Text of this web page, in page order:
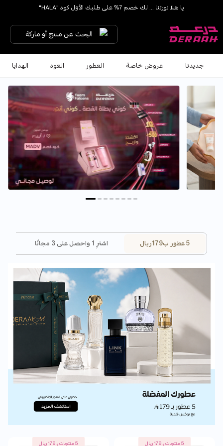
يا هلا نورتنا ... لك خصم 7% على طلبك الأول كود "HALA"
البحث عن منتج أو ماركة
جديدنا عروض خاصة العطور العود الهدايا
5 عطور ب179ريال اشترِ 1 واحصل على 3 مجانًا
5 منتجات بـ 179 ريال 5 منتجات بـ 179 ريال